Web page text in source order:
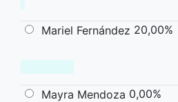
Mariel Fernández 20,00%
Mayra Mendoza 0,00%